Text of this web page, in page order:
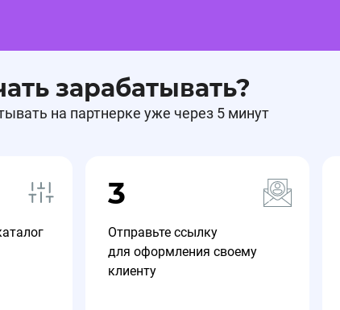
зарабатывать?
на партнерке уже через 5 минут
3
Отправьте ссылку
для оформления своему
клиенту